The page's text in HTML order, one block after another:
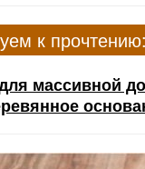
к прочтению:
массивной